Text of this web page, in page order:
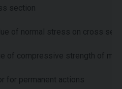
section
of normal stress on cross
of compressive strength of
for permanent actions